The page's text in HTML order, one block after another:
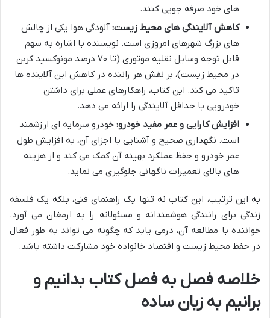
های خود صرفه جویی کنند.
کاهش آلایندگی های محیط زیست: آلودگی هوا یکی از چالش
های بزرگ شهرهای امروزی است. نویسنده با اشاره به سهم
قابل توجه وسایل نقلیه موتوری (تا ۷۰ درصد مونوکسید کربن
در محیط زیست)، بر نقش هر راننده در کاهش این آلاینده ها
تاکید می کند. این کتاب، راهکارهای عملی برای داشتن
خودرویی با حداقل آلایندگی را ارائه می دهد.
افزایش کارایی و عمر مفید خودرو: خودرو سرمایه ای ارزشمند
است. نگهداری صحیح و آشنایی با اجزای آن، به افزایش طول
عمر خودرو و حفظ عملکرد بهینه آن کمک می کند و از هزینه
های بالای تعمیرات ناگهانی جلوگیری می نماید.
به این ترتیب، این کتاب نه تنها یک راهنمای فنی، بلکه یک فلسفه
زندگی برای رانندگی هوشمندانه و مسئولانه را به ارمغان می آورد.
خواننده با مطالعه آن، درمی یابد که چگونه می تواند به طور فعال
در حفظ محیط زیست و اقتصاد خانواده خود مشارکت داشته باشد.
خلاصه فصل به فصل کتاب بدانیم و
برانیم به زبان ساده